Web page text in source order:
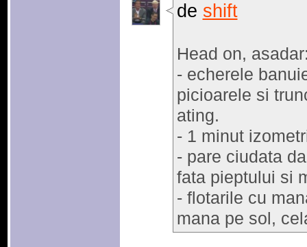
de shift
Head on,
- echerele
picioarele si
ating.
- 1 minut
- pare ciudata
fata pieptului si
- flotarile cu
mana pe sol,